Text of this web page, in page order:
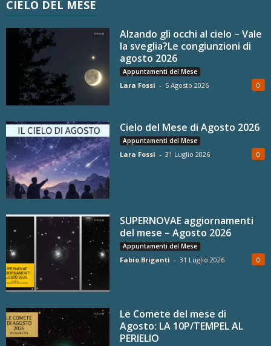
CIELO DEL MESE
Alzando gli occhi al cielo – Vale
la sveglia?Le congiunzioni di
agosto 2026
Appuntamenti del Mese
Lara Fossi - 5 Agosto 2026 0
Cielo del Mese di Agosto 2026
Appuntamenti del Mese
Lara Fossi - 31 Luglio 2026 0
SUPERNOVAE aggiornamenti
del mese – Agosto 2026
Appuntamenti del Mese
Fabio Briganti - 31 Luglio 2026 0
Le Comete del mese di
Agosto: LA 10P/TEMPEL AL
PERIELIO